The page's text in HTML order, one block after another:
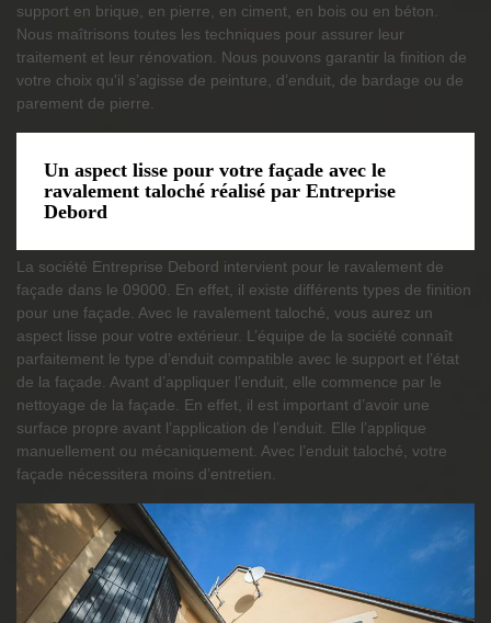
support en brique, en pierre, en ciment, en bois ou en béton.
Nous maîtrisons toutes les techniques pour assurer leur
traitement et leur rénovation. Nous pouvons garantir la finition de
votre choix qu'il s’agisse de peinture, d’enduit, de bardage ou de
parement de pierre.
Un aspect lisse pour votre façade avec le
ravalement taloché réalisé par Entreprise
Debord
La société Entreprise Debord intervient pour le ravalement de
façade dans le 09000. En effet, il existe différents types de finition
pour une façade. Avec le ravalement taloché, vous aurez un
aspect lisse pour votre extérieur. L’équipe de la société connaît
parfaitement le type d’enduit compatible avec le support et l’état
de la façade. Avant d’appliquer l’enduit, elle commence par le
nettoyage de la façade. En effet, il est important d’avoir une
surface propre avant l’application de l’enduit. Elle l’applique
manuellement ou mécaniquement. Avec l’enduit taloché, votre
façade nécessitera moins d’entretien.